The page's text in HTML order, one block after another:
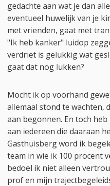
gedachte aan wat je dan
eventueel huwelijk van je
met vrienden, gaat met
"Ik heb kanker" luidop
verdriet is gelukkig wat
gaat dat nog lukken?
Mocht ik op voorhand
allemaal stond te wachten,
aan begonnen. En toch
aan iedereen die daaraan
Gasthuisberg word ik
team in wie ik 100 procent
bedoel ik niet alleen
prof en mijn